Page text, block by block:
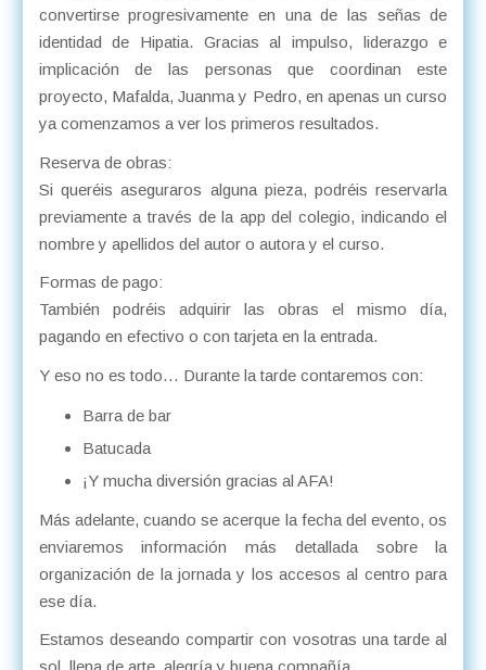
convertirse progresivamente en una de las señas de
identidad de Hipatia. Gracias al impulso, liderazgo e
implicación de las personas que coordinan este
proyecto, Mafalda, Juanma y Pedro, en apenas un curso
ya comenzamos a ver los primeros resultados.
Reserva de obras:
Si queréis aseguraros alguna pieza, podréis reservarla
previamente a través de la app del colegio, indicando el
nombre y apellidos del autor o autora y el curso.
Formas de pago:
También podréis adquirir las obras el mismo día,
pagando en efectivo o con tarjeta en la entrada.
Y eso no es todo… Durante la tarde contaremos con:
Barra de bar
Batucada
¡Y mucha diversión gracias al AFA!
Más adelante, cuando se acerque la fecha del evento, os
enviaremos información más detallada sobre la
organización de la jornada y los accesos al centro para
ese día.
Estamos deseando compartir con vosotras una tarde al
sol, llena de arte, alegría y buena compañía.